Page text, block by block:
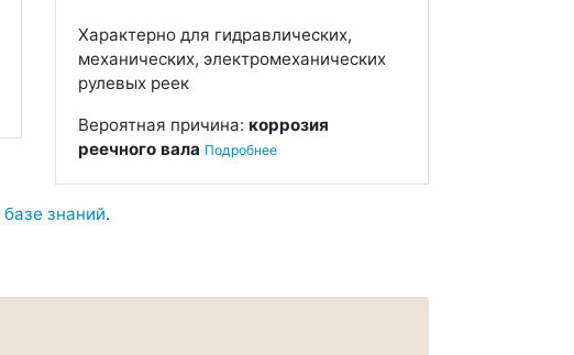
Характерно для гидравлических,
механических, электромеханических
рулевых реек
Вероятная причина: коррозия
реечного вала Подробнее
базе знаний.